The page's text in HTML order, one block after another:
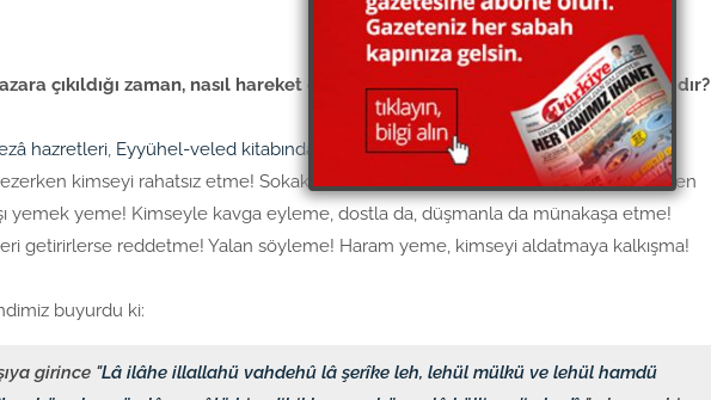
çıkıldığı zaman, nasıl hareket etmeli ve okunması gereken bir dua var mıdır?
hazretleri, Eyyühel-veled kitabında
buyuruyor ki:
kimseyi rahatsız etme! Sokaklarda sümkürme, kimse ile alay etme! Yürürken
yemek yeme! Kimseyle kavga eyleme, dostla da, düşmanla da münakaşa etme!
getirirlerse reddetme! Yalan söyleme! Haram yeme, kimseyi aldatmaya kalkışma!
buyurdu ki:
girince "Lâ ilâhe illallahü vahdehû lâ şerîke leh, lehül mülkü ve lehül hamdü